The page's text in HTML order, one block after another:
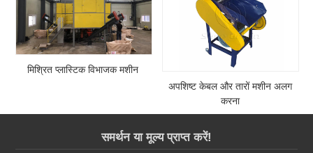
मिश्रित प्लास्टिक विभाजक मशीन
अपशिष्ट केबल और तारों मशीन अलग
करना
समर्थन या मूल्य प्राप्त करें!